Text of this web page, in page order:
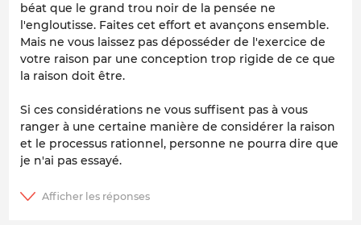
béat que le grand trou noir de la pensée ne
l'engloutisse. Faites cet effort et avançons ensemble.
Mais ne vous laissez pas déposséder de l'exercice de
votre raison par une conception trop rigide de ce que
la raison doit être.
Si ces considérations ne vous suffisent pas à vous
ranger à une certaine manière de considérer la raison
et le processus rationnel, personne ne pourra dire que
je n'ai pas essayé.